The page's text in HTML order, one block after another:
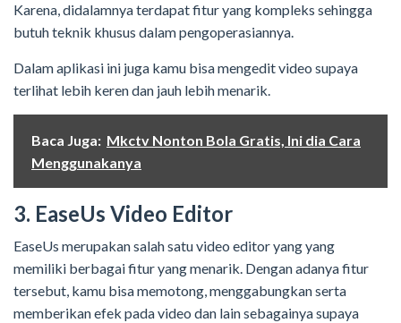
Karena, didalamnya terdapat fitur yang kompleks sehingga
butuh teknik khusus dalam pengoperasiannya.
Dalam aplikasi ini juga kamu bisa mengedit video supaya
terlihat lebih keren dan jauh lebih menarik.
Baca Juga: Mkctv Nonton Bola Gratis, Ini dia Cara
Menggunakanya
3. EaseUs Video Editor
EaseUs merupakan salah satu video editor yang yang
memiliki berbagai fitur yang menarik. Dengan adanya fitur
tersebut, kamu bisa memotong, menggabungkan serta
memberikan efek pada video dan lain sebagainya supaya